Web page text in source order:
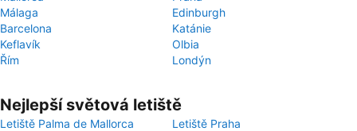
Málaga
Edinburgh
Barcelona
Katánie
Keflavík
Olbia
Řím
Londýn
Nejlepší světová letiště
Letiště Palma de Mallorca
Letiště Praha